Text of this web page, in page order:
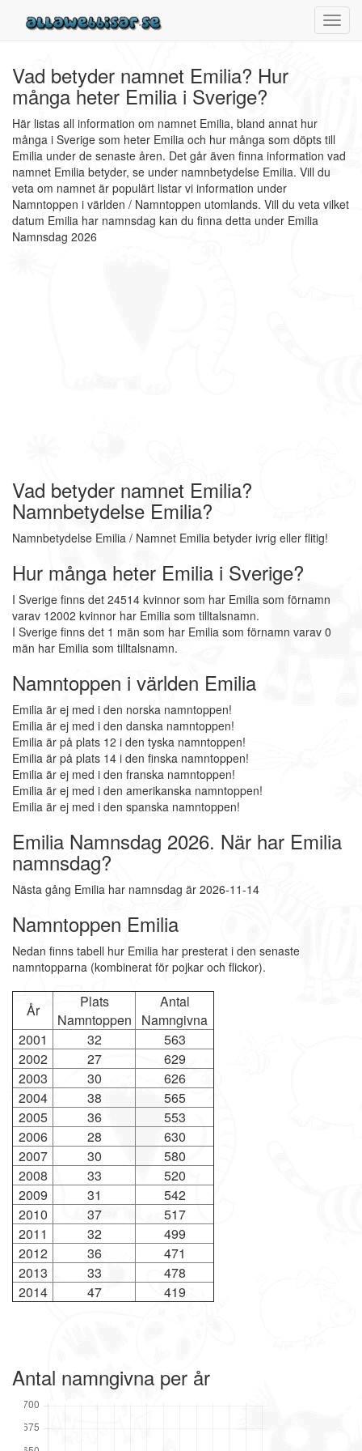
Vad betyder namnet Emilia? Hur
många heter Emilia i Sverige?
Här listas all information om namnet Emilia, bland annat hur
många i Sverige som heter Emilia och hur många som döpts till
Emilia under de senaste åren. Det går även finna information vad
namnet Emilia betyder, se under namnbetydelse Emilia. Vill du
veta om namnet är populärt listar vi information under
Namntoppen i världen / Namntoppen utomlands. Vill du veta vilket
datum Emilia har namnsdag kan du finna detta under Emilia
Namnsdag 2026
Vad betyder namnet Emilia?
Namnbetydelse Emilia?
Namnbetydelse Emilia / Namnet Emilia betyder ivrig eller flitig!
Hur många heter Emilia i Sverige?
I Sverige finns det 24514 kvinnor som har Emilia som förnamn
varav 12002 kvinnor har Emilia som tilltalsnamn.
I Sverige finns det 1 män som har Emilia som förnamn varav 0
män har Emilia som tilltalsnamn.
Namntoppen i världen Emilia
Emilia är ej med i den norska namntoppen!
Emilia är ej med i den danska namntoppen!
Emilia är på plats 12 i den tyska namntoppen!
Emilia är på plats 14 i den finska namntoppen!
Emilia är ej med i den franska namntoppen!
Emilia är ej med i den amerikanska namntoppen!
Emilia är ej med i den spanska namntoppen!
Emilia Namnsdag 2026. När har Emilia
namnsdag?
Nästa gång Emilia har namnsdag är 2026-11-14
Namntoppen Emilia
Nedan finns tabell hur Emilia har presterat i den senaste
namntopparna (kombinerat för pojkar och flickor).
År
Plats
Namntoppen
Antal
Namngivna
2001
32
563
2002
27
629
2003
30
626
2004
38
565
2005
36
553
2006
28
630
2007
30
580
2008
33
520
2009
31
542
2010
37
517
2011
32
499
2012
36
471
2013
33
478
2014
47 419
Antal namngivna per år